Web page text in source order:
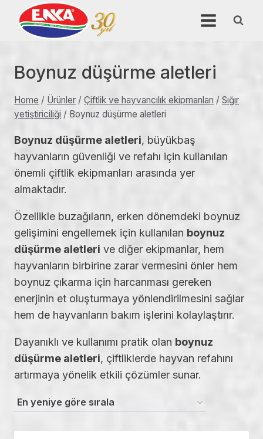
content
Boynuz düşürme aletleri
Home / Ürünler / Çiftlik ve hayvancılık ekipmanları / Sığır
yetiştiriciliği / Boynuz düşürme aletleri
Boynuz düşürme aletleri, büyükbaş
hayvanların güvenliği ve refahı için kullanılan
önemli çiftlik ekipmanları arasında yer
almaktadır.
Özellikle buzağıların, erken dönemdeki boynuz
gelişimini engellemek için kullanılan boynuz
düşürme aletleri ve diğer ekipmanlar, hem
hayvanların birbirine zarar vermesini önler hem
boynuz çıkarma için harcanması gereken
enerjinin et oluşturmaya yönlendirilmesini sağlar
hem de hayvanların bakım işlerini kolaylaştırır.
Dayanıklı ve kullanımı pratik olan boynuz
düşürme aletleri, çiftliklerde hayvan refahını
artırmaya yönelik etkili çözümler sunar.